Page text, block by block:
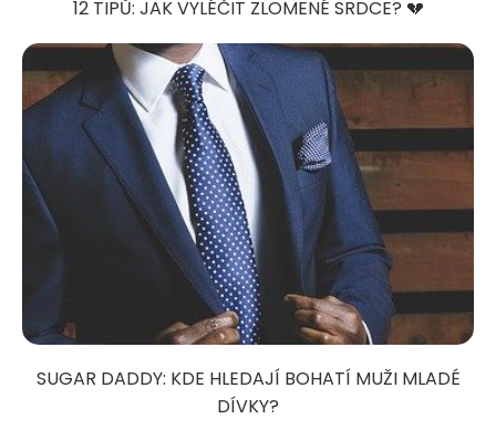
12 TIPŮ: JAK VYLÉČIT ZLOMENÉ SRDCE? 💔
SUGAR DADDY: KDE HLEDAJÍ BOHATÍ MUŽI MLADÉ
DÍVKY?